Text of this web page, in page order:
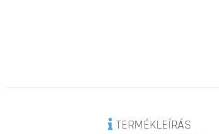
TERMÉKLEÍRÁS